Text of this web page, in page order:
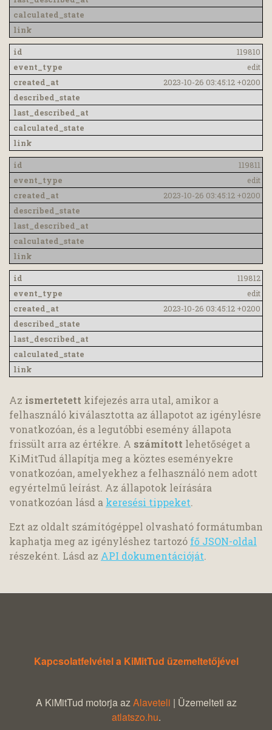
119810
edit
2023-10-26 03:45:12 +0200
119811
edit
2023-10-26 03:45:12 +0200
119812
edit
2023-10-26 03:45:12 +0200
Az ismertetett kifejezés arra utal, amikor a
felhasználó kiválasztotta az állapotot az igénylésre
vonatkozóan, és a legutóbbi esemény állapota
frissült arra az értékre. A számított lehetőséget a
KiMitTud állapítja meg a köztes eseményekre
vonatkozóan, amelyekhez a felhasználó nem adott
egyértelmű leírást. Az állapotok leírására
vonatkozóan lásd a keresési tippeket.
Ezt az oldalt számítógéppel olvasható formátumban
kaphatja meg az igényléshez tartozó fő JSON-oldal
részeként. Lásd az API dokumentációját.
Kapcsolatfelvétel a KiMitTud üzemeltetőjével
A KiMitTud motorja azAlaveteli | Üzemelteti az
atlatszo.hu.